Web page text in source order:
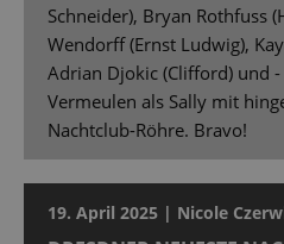
Schneider), Bryan Rothfuss
Wendorff (Ernst Ludwig),
Adrian Djokic (Clifford) und
Vermeulen als Sally mit
Nachtclub-Röhre. Bravo!
19. April 2025 | Nicole